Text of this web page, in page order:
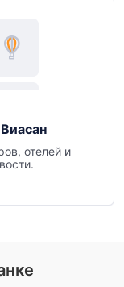
отелей и